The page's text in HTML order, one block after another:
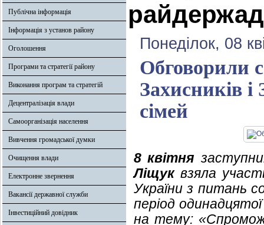
Публічна інформація
Інформація з установ району
Оголошення
Програми та стратегії району
Виконання програм та стратегій
Децентралізація влади
Самоорганізація населення
Вивчення громадської думки
Очищення влади
Електронне звернення
Вакансії державної служби
Інвестиційний довідник
Понеділок, 08
Обговорили
Захисників і
сімей
8 квітня
Ліщуквзяла
України з питань
період
на тему: